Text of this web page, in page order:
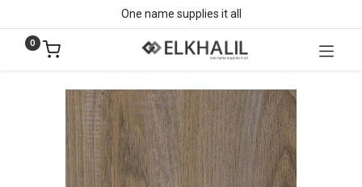
One name supplies it all
0